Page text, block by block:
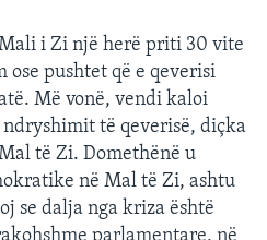
i Zi një herë priti 30 vite
ose pushtet që e qeverisi
Më vonë, vendi kaloi
të qeverisë, diçka
të Zi. Domethënë u
në Mal të Zi, ashtu
se dalja nga kriza është